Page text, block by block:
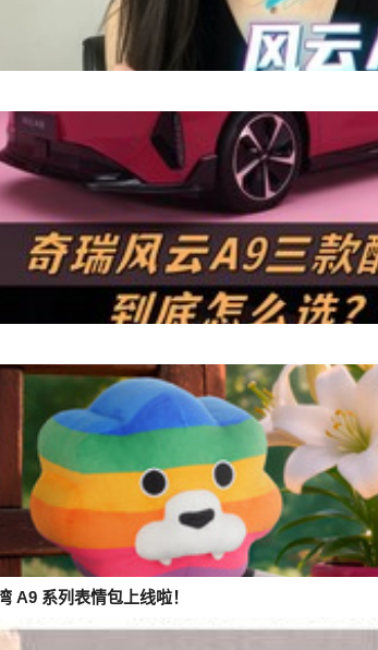
A9 系列表情包上线啦！